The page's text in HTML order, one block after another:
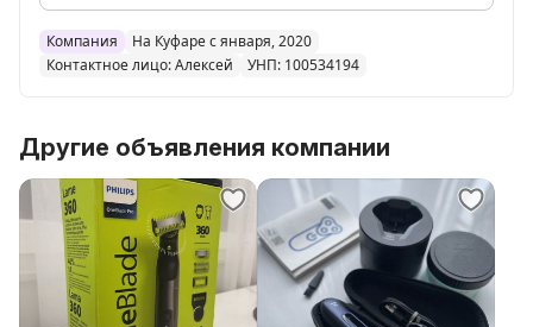
Компания
На Куфаре с января, 2020
Контактное лицо: Алексей
УНП: 100534194
Другие объявления компании